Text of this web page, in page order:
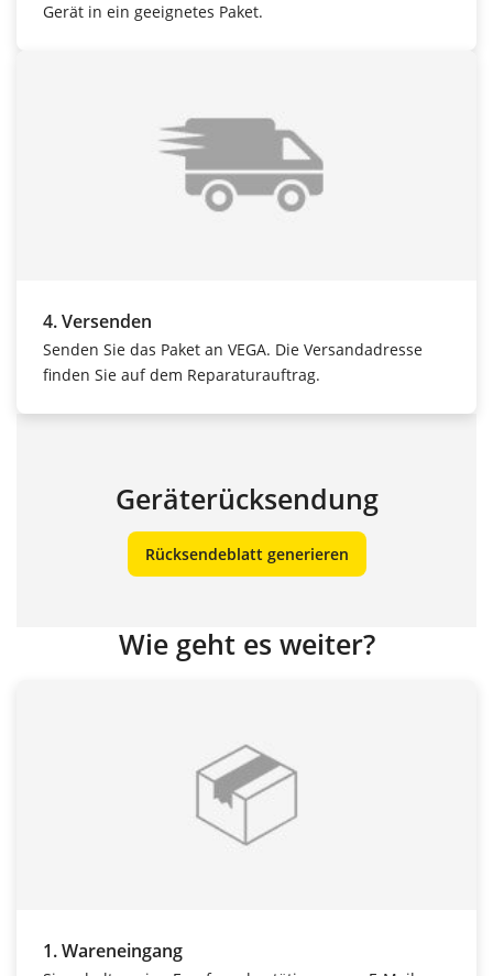
Gerät in ein geeignetes Paket.
4. Versenden
Senden Sie das Paket an VEGA. Die Versandadresse
finden Sie auf dem Reparaturauftrag.
Geräterücksendung
Rücksendeblatt generieren
Wie geht es weiter?
1. Wareneingang